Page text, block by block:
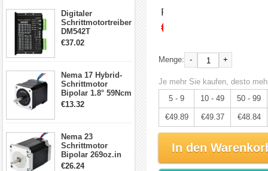
Digitaler
Schrittmotortreiber
DM542T
Schrittmotor
Schrittmotor
€37.02
Nema 17 Hybrid-
Schrittmotor
Bipolar 1.8° 59Ncm
2A 4 Drähte mit 1m
€13.32
Nema 23
Schrittmotor
Bipolar 269oz.in
2,8A 57x57x76mm
€26.24
Preis:
€52.52
Menge: - +
Je mehr Sie kaufen, desto
5 - 9
10 - 49 50 - 99
€49.89 €49.37 €48.84
In den